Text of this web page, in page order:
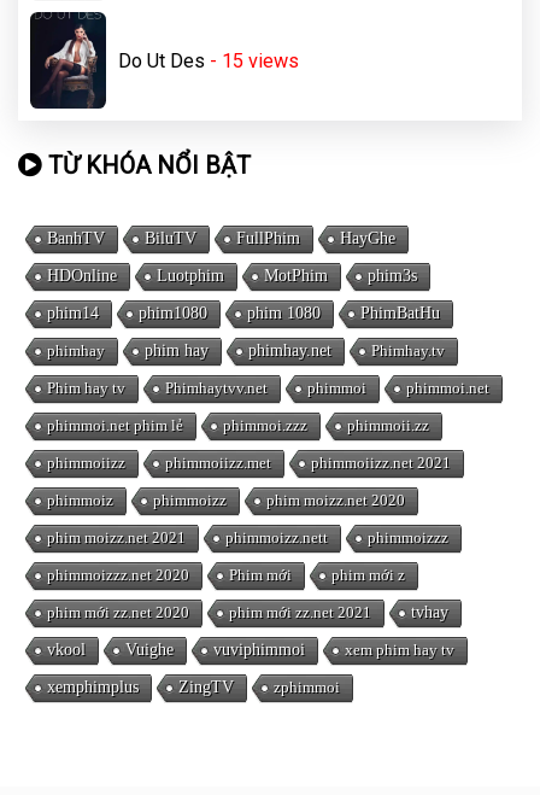
Do Ut Des - 15views
TỪ KHÓA NỔI BẬT
BanhTV BiluTV FullPhim HayGhe
HDOnline Luotphim MotPhim phim3s
phim14 phim1080 phim 1080 PhimBatHu
phimhay phim hay phimhay.net Phimhay.tv
Phim hay tv Phimhaytvv.net phimmoi phimmoi.net
phimmoi.net phim lẻ phimmoi.zzz phimmoii.zz
phimmoiizz phimmoiizz.met phimmoiizz.net 2021
phimmoiz phimmoizz phim moizz.net 2020
phim moizz.net 2021 phimmoizz.nett phimmoizzz
phimmoizzz.net 2020 Phim mới phim mới z
phim mới zz.net 2020 phim mới zz.net 2021 tvhay
vkool Vuighe vuviphimmoi xem phim hay tv
xemphimplus ZingTV zphimmoi